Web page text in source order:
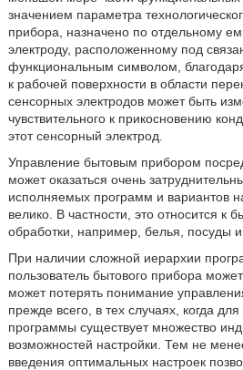
значением параметра
прибора, назначено по отдельному
электроду, расположенному под
функциональным символом,
к рабочей поверхности в области
сенсорных электродов может быть
чувствительного к прикосновению
этот сенсорный электрод.
Управление бытовым прибором
может оказаться очень
исполняемых программ и вариантов
велико. В частности, это относится к
обработки, например, белья, посуды и
При наличии сложной иерархии
пользователь бытового прибора
может потерять понимание
прежде всего, в тех случаях, когда
программы существует множество
возможностей настройки. Тем не
введения оптимальных настроек